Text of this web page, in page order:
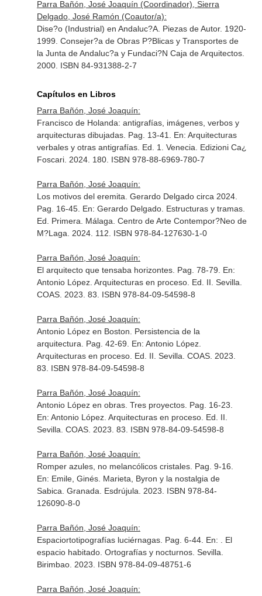
Parra Bañón, José Joaquín (Coordinador), Sierra
Delgado, José Ramón (Coautor/a):
Dise?o (Industrial) en Andaluc?A. Piezas de Autor. 1920-
1999. Consejer?a de Obras P?Blicas y Transportes de
la Junta de Andaluc?a y Fundaci?N Caja de Arquitectos.
2000. ISBN 84-931388-2-7
Capítulos en Libros
Parra Bañón, José Joaquín:
Francisco de Holanda: antigrafías, imágenes, verbos y
arquitecturas dibujadas. Pag. 13-41. En: Arquitecturas
verbales y otras antigrafías. Ed. 1. Venecia. Edizioni Ca¿
Foscari. 2024. 180. ISBN 978-88-6969-780-7
Parra Bañón, José Joaquín:
Los motivos del eremita. Gerardo Delgado circa 2024.
Pag. 16-45. En: Gerardo Delgado. Estructuras y tramas.
Ed. Primera. Málaga. Centro de Arte Contempor?Neo de
M?Laga. 2024. 112. ISBN 978-84-127630-1-0
Parra Bañón, José Joaquín:
El arquitecto que tensaba horizontes. Pag. 78-79. En:
Antonio López. Arquitecturas en proceso. Ed. II. Sevilla.
COAS. 2023. 83. ISBN 978-84-09-54598-8
Parra Bañón, José Joaquín:
Antonio López en Boston. Persistencia de la
arquitectura. Pag. 42-69. En: Antonio López.
Arquitecturas en proceso. Ed. II. Sevilla. COAS. 2023.
83. ISBN 978-84-09-54598-8
Parra Bañón, José Joaquín:
Antonio López en obras. Tres proyectos. Pag. 16-23.
En: Antonio López. Arquitecturas en proceso. Ed. II.
Sevilla. COAS. 2023. 83. ISBN 978-84-09-54598-8
Parra Bañón, José Joaquín:
Romper azules, no melancólicos cristales. Pag. 9-16.
En: Emile, Ginés. Marieta, Byron y la nostalgia de
Sabica . Granada. Esdrújula. 2023. ISBN 978-84-
126090-8-0
Parra Bañón, José Joaquín:
Espaciortotipografías luciérnagas. Pag. 6-44. En: . El
espacio habitado. Ortografías y nocturnos. Sevilla.
Birimbao. 2023. ISBN 978-84-09-48751-6
Parra Bañón, José Joaquín: